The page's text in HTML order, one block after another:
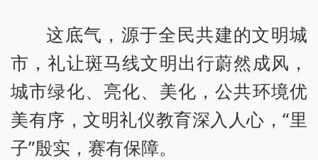
这底气，源于全民共建的文明城
市，礼让斑马线文明出行蔚然成风，
城市绿化、亮化、美化，公共环境优
美有序，文明礼仪教育深入人心，“里
子”殷实，赛有保障。